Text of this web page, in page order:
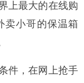
最大的在线购
卖小哥的保温箱
件，在网上抢手